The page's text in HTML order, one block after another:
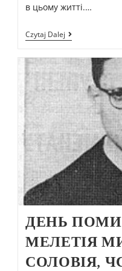
в цьому житті.…
Czytaj Dalej
ДЕНЬ
МЕЛЕТІЯ
СОЛОВІЯ,